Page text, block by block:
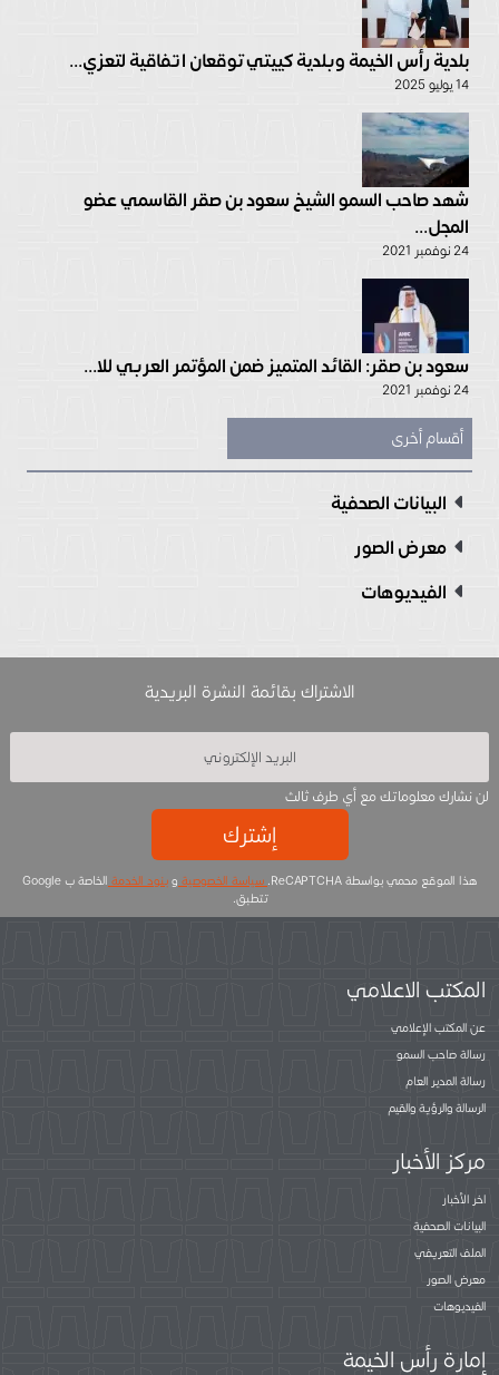
بلدية رأس الخيمة وبلدية كييتي توقعان اتفاقية لتعزي...
14 يوليو 2025
شهد صاحب السمو الشيخ سعود بن صقر القاسمي عضو
المجل...
24 نوفمبر 2021
سعود بن صقر: القائد المتميز ضمن المؤتمر العربي للا...
24 نوفمبر 2021
أقسام أخرى
البيانات الصحفية
معرض الصور
الفيديوهات
الاشتراك بقائمة النشرة البريدية
لن نشارك معلوماتك مع أي طرف ثالث
إشترك
هذا الموقع محمي بواسطة ReCAPTCHA. سياسة الخصوصية وبنود الخدمة
الخاصة ب Google
تتطبق.
المكتب الاعلامي
عن المكتب الإعلامي
رسالة صاحب السمو
رسالة المدير العام
الرسالة والرؤية والقيم
مركز الأخبار
اخر الأخبار
البيانات الصحفية
الملف التعريفي
معرض الصور
الفيديوهات
إمارة رأس الخيمة